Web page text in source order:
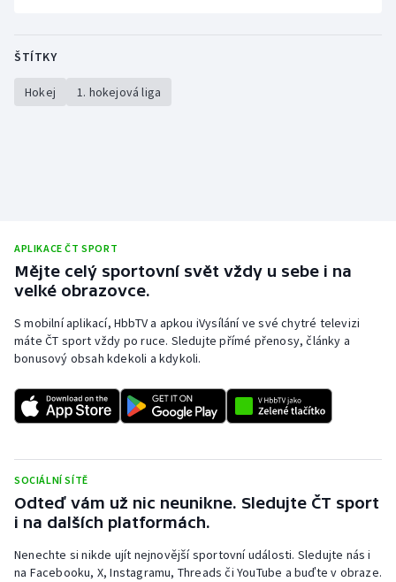
ŠTÍTKY
Hokej 1. hokejová liga
APLIKACE ČT SPORT
Mějte celý sportovní svět vždy u sebe i na
velké obrazovce.
S mobilní aplikací, HbbTV a apkou iVysílání ve své chytré televizi
máte ČT sport vždy po ruce. Sledujte přímé přenosy, články a
bonusový obsah kdekoli a kdykoli.
SOCIÁLNÍ SÍTĚ
Odteď vám už nic neunikne. Sledujte ČT sport
i na dalších platformách.
Nenechte si nikde ujít nejnovější sportovní události. Sledujte nás i
na Facebooku, X, Instagramu, Threads či YouTube a buďte v obraze.